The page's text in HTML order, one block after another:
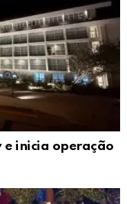
e inicia operação